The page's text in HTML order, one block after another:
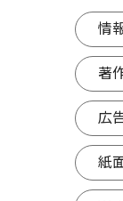
情
著
広
紙